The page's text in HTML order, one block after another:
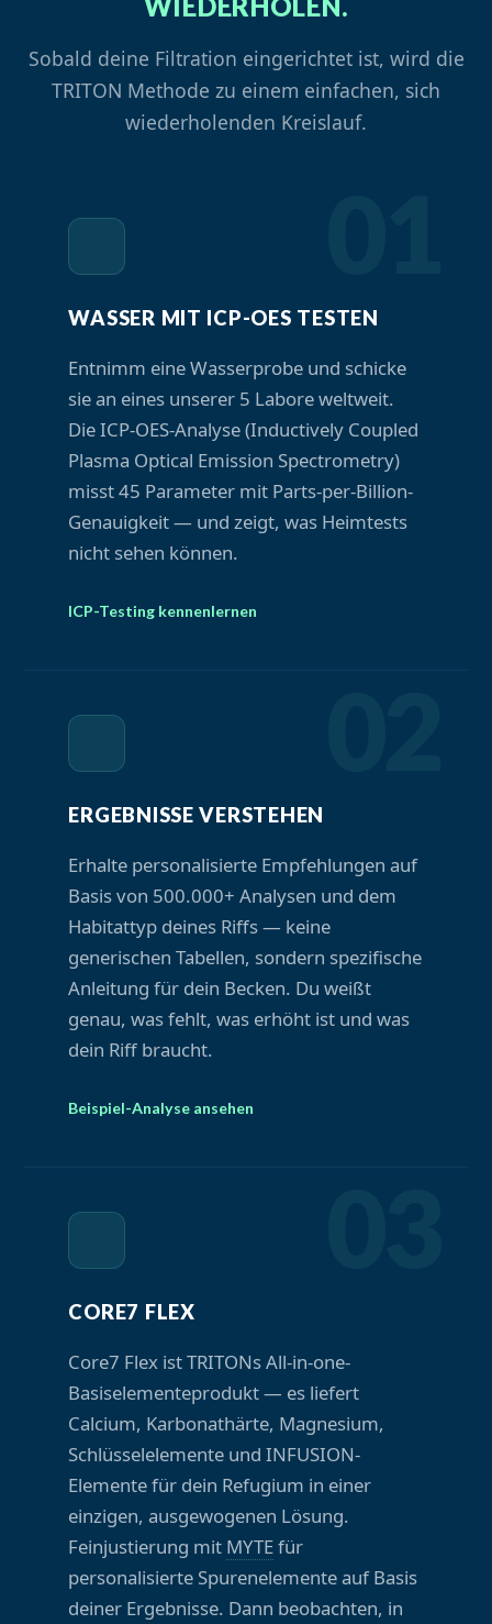
Sobald deine Filtration eingerichtet ist, wird die
TRITON Methode zu einem einfachen, sich
wiederholenden Kreislauf.
WASSER MIT ICP-OES TESTEN
Entnimm eine Wasserprobe und schicke
sie an eines unserer 5 Labore weltweit.
DieICP-OES-Analyse (Inductively Coupled
Plasma Optical Emission Spectrometry)
misst 45 Parameter mit Parts-per-Billion-
Genauigkeit — und zeigt, was Heimtests
nicht sehen können.
ICP-Testing kennenlernen
ERGEBNISSE VERSTEHEN
Erhalte personalisierte Empfehlungen auf
Basis von 500.000+ Analysen und dem
Habitattyp deines Riffs — keine
generischen Tabellen, sondern spezifische
Anleitung für dein Becken. Du weißt
genau, was fehlt, was erhöht ist und was
dein Riff braucht.
Beispiel-Analyse ansehen
CORE7 FLEX
Core7 Flex ist TRITONs All-in-one-
Basiselementeprodukt — es liefert
Calcium, Karbonathärte, Magnesium,
Schlüsselelemente und INFUSION-
Elemente für dein Refugium in einer
einzigen, ausgewogenen Lösung.
Feinjustierung mit MYTEfür
personalisierte Spurenelemente auf Basis
deiner Ergebnisse. Dann beobachten, in